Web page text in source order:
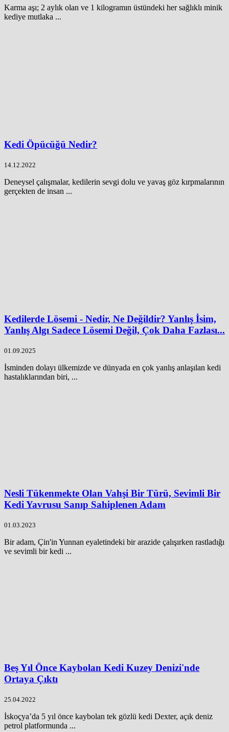
Karma aşı; 2 aylık olan ve 1 kilogramın üstündeki her sağlıklı minik
kediye mutlaka ...
Kedi Öpücüğü Nedir?
14.12.2022
Deneysel çalışmalar, kedilerin sevgi dolu ve yavaş göz kırpmalarının
gerçekten de insan ...
Kedilerde Lösemi - Nedir, Ne Değildir? Yanlış İsim,
Yanlış Algı Sadece Lösemi Değil, Çok Daha Fazlası...
01.09.2025
İsminden dolayı ülkemizde ve dünyada en çok yanlış anlaşılan kedi
hastalıklarından biri, ...
Nesli Tükenmekte Olan Vahşi Bir Türü, Sevimli Bir
Kedi Yavrusu Sanıp Sahiplenen Adam
01.03.2023
Bir adam, Çin'in Yunnan eyaletindeki bir arazide çalışırken rastladığı
ve sevimli bir kedi ...
Beş Yıl Önce Kaybolan Kedi Kuzey Denizi'nde
Ortaya Çıktı
25.04.2022
İskoçya’da 5 yıl önce kaybolan tek gözlü kedi Dexter, açık deniz
petrol platformunda ...